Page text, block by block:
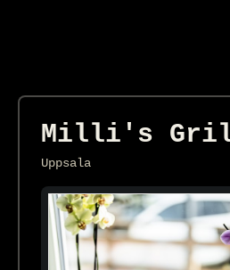
Milli's
Uppsala